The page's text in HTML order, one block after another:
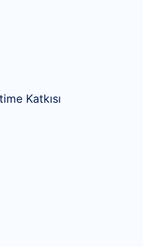
Katkısı